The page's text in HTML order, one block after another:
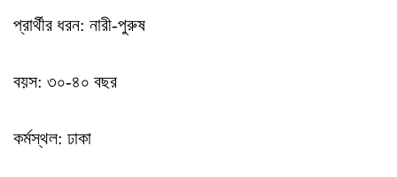
প্রার্থীর ধরন: নারী-পুরুষ
বয়স: ৩০-৪০ বছর
কর্মস্থল: ঢাকা